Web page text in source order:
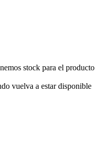
stock para el producto
vuelva a estar disponible